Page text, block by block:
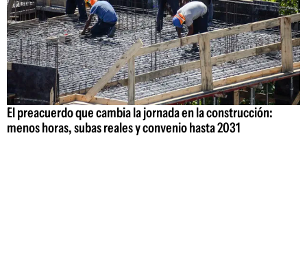
El preacuerdo que cambia la jornada en la construcción:
menos horas, subas reales y convenio hasta 2031